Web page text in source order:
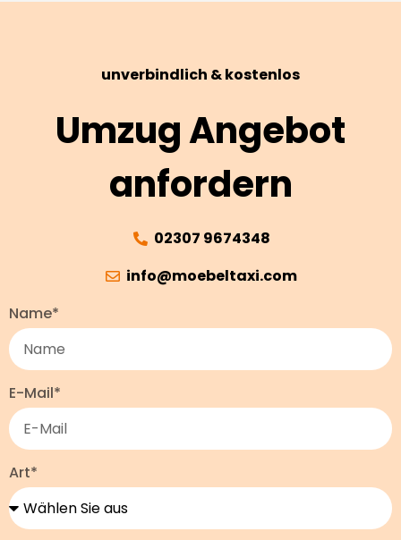
unverbindlich & kostenlos
Umzug Angebot
anfordern
02307 9674348
info@moebeltaxi.com
Name*
E-Mail*
Art*